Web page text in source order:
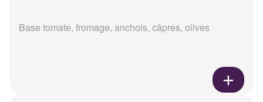
Base tomate, fromage, anchois, câpres, olives